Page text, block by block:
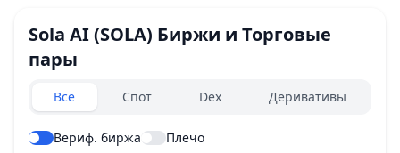
Sola AI(SOLA) Биржи и Торговые
пары
Exchanges type
Все Спот Dex Деривативы
Вериф. биржа Плечо